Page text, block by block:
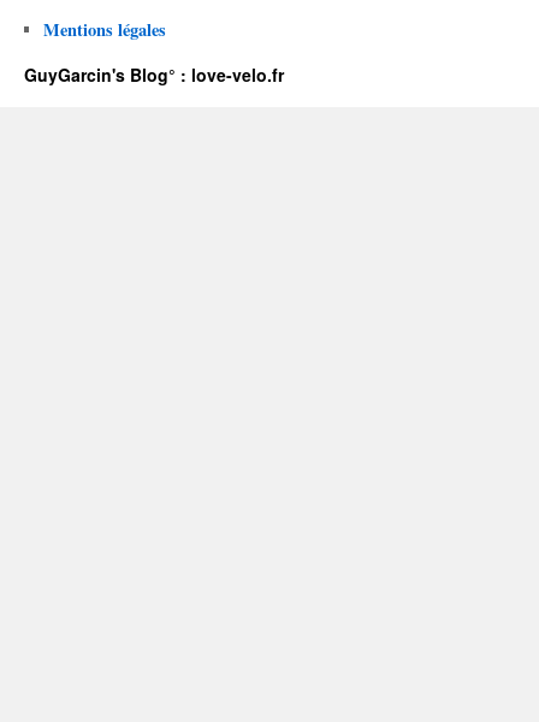
Mentions légales
GuyGarcin's Blog° : love-velo.fr